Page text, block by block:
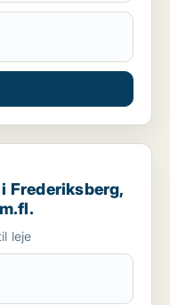
Østerbro eller
Frederiksberg,
leje